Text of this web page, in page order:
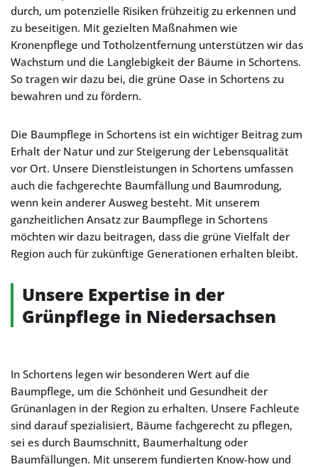
durch, um potenzielle Risiken frühzeitig zu erkennen und
zu beseitigen. Mit gezielten Maßnahmen wie
Kronenpflege und Totholzentfernung unterstützen wir das
Wachstum und die Langlebigkeit der Bäume in Schortens.
So tragen wir dazu bei, die grüne Oase in Schortens zu
bewahren und zu fördern.
Die Baumpflege in Schortens ist ein wichtiger Beitrag zum
Erhalt der Natur und zur Steigerung der Lebensqualität
vor Ort. Unsere Dienstleistungen in Schortens umfassen
auch die fachgerechte Baumfällung und Baumrodung,
wenn kein anderer Ausweg besteht. Mit unserem
ganzheitlichen Ansatz zur Baumpflege in Schortens
möchten wir dazu beitragen, dass die grüne Vielfalt der
Region auch für zukünftige Generationen erhalten bleibt.
Unsere Expertise in der
Grünpflege in Niedersachsen
In Schortens legen wir besonderen Wert auf die
Baumpflege, um die Schönheit und Gesundheit der
Grünanlagen in der Region zu erhalten. Unsere Fachleute
sind darauf spezialisiert, Bäume fachgerecht zu pflegen,
sei es durch Baumschnitt, Baumerhaltung oder
Baumfällungen. Mit unserem fundierten Know-how und